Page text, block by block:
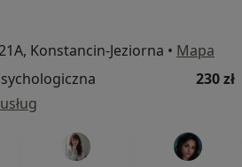
Konstancin-Jeziorna • Mapa
230 zł